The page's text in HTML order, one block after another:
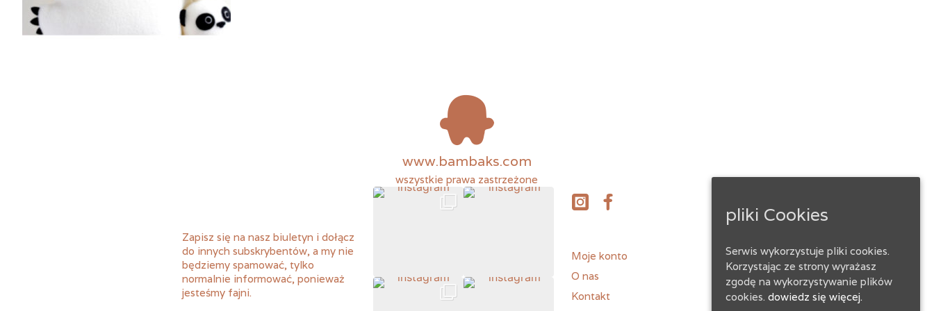
www.bambaks.com
wszystkie prawa zastrzeżone
Zapisz się na nasz biuletyn i dołącz
do innych subskrybentów, a my nie
będziemy spamować, tylko
normalnie informować, ponieważ
jesteśmy fajni.
Moje konto
O nas
Kontakt
pliki Cookies
Serwis wykorzystuje pliki cookies.
Korzystając ze strony wyrażasz
zgodę na wykorzystywanie plików
cookies. dowiedz się więcej.